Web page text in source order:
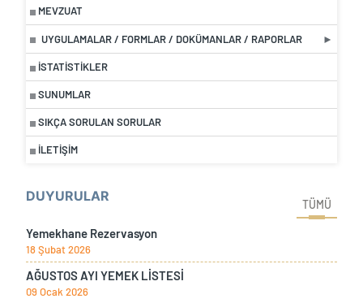
MEVZUAT
UYGULAMALAR / FORMLAR / DOKÜMANLAR / RAPORLAR
İSTATISTIKLER
SUNUMLAR
SIKÇA SORULAN SORULAR
İLETIŞIM
DUYURULAR
TÜMÜ
Yemekhane Rezervasyon
18 Şubat 2026
AĞUSTOS AYI YEMEK LİSTESİ
09 Ocak 2026